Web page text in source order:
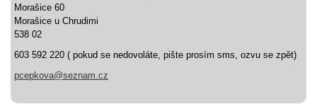
Morašice 60
Morašice u Chrudimi
538 02
603 592 220 ( pokud se nedovoláte, pište prosím sms, ozvu se zpět)
pcepkova@seznam.cz